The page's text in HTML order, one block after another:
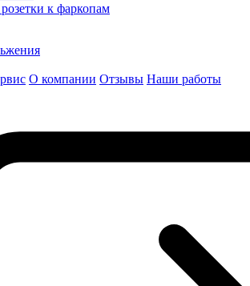
к фаркопам
О компании Отзывы Наши работы